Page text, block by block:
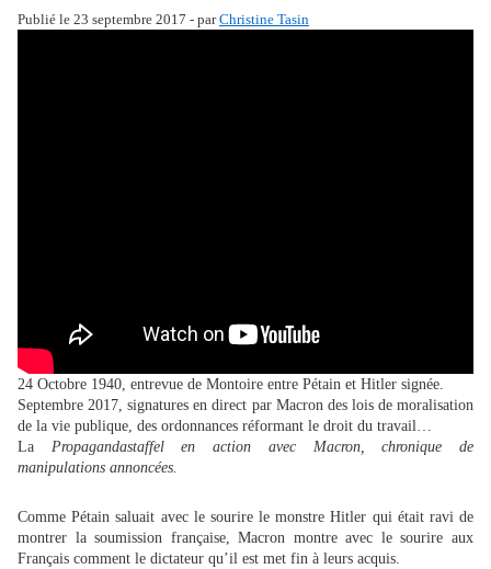
Publié le 23 septembre 2017 - parChristine Tasin
24 Octobre 1940, entrevue de Montoire entre Pétain et Hitler signée.
Septembre 2017, signatures en direct par Macron des lois de moralisation
de la vie publique, des ordonnances réformant le droit du travail…
La Propagandastaffel en action avec Macron, chronique de
manipulations annoncées.
Comme Pétain saluait avec le sourire le monstre Hitler qui était ravi de
montrer la soumission française, Macron montre avec le sourire aux
Français comment le dictateur qu’il est met fin à leurs acquis.